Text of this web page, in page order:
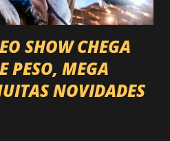
SHOW CHEGA
PESO, MEGA
NOVIDADES